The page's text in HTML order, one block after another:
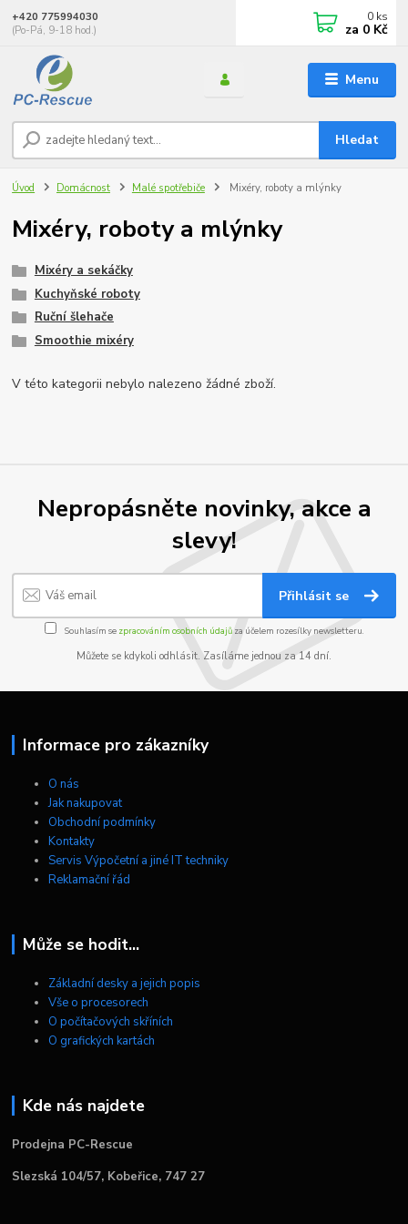
Menu
Hledat
+420 775994030
(Po-Pá, 9-18 hod.)
0 ks
za 0 Kč
Úvod Domácnost Malé spotřebiče Mixéry, roboty a mlýnky
Mixéry, roboty a mlýnky
Mixéry a sekáčky
Kuchyňské roboty
Ruční šlehače
Smoothie mixéry
V této kategorii nebylo nalezeno žádné zboží.
Nepropásněte novinky, akce a
slevy!
Přihlásit se
Souhlasím se zpracováním osobních údajůza účelem rozesílky newsletteru.
Můžete se kdykoli odhlásit. Zasíláme jednou za 14 dní.
Informace pro zákazníky
O nás
Jak nakupovat
Obchodní podmínky
Kontakty
Servis Výpočetní a jiné IT techniky
Reklamační řád
Může se hodit...
Základní desky a jejich popis
Vše o procesorech
O počítačových skříních
O grafických kartách
Kde nás najdete
Prodejna PC-Rescue
Slezská 104/57, Kobeřice, 747 27